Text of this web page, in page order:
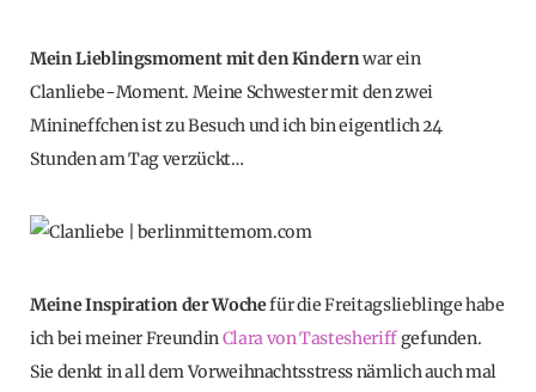
Mein Lieblingsmoment mit den Kindernwar ein
Clanliebe-Moment. Meine Schwester mit den zwei
Minineffchen ist zu Besuch und ich bin eigentlich 24
Stunden am Tag verzückt…
Meine Inspiration der Wochefür die Freitagslieblinge habe
ich bei meiner Freundin Clara von Tastesheriffgefunden.
Sie denkt in all dem Vorweihnachtsstress nämlich auch mal